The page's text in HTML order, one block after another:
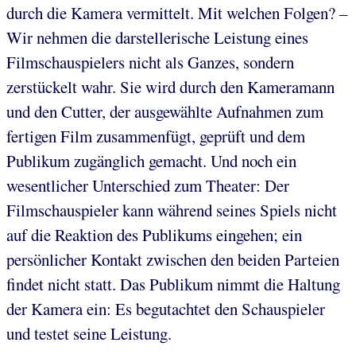
durch die Kamera vermittelt. Mit welchen Folgen? –
Wir nehmen die darstellerische Leistung eines
Filmschauspielers nicht als Ganzes, sondern
zerstückelt wahr. Sie wird durch den Kameramann
und den Cutter, der ausgewählte Aufnahmen zum
fertigen Film zusammenfügt, geprüft und dem
Publikum zugänglich gemacht. Und noch ein
wesentlicher Unterschied zum Theater: Der
Filmschauspieler kann während seines Spiels nicht
auf die Reaktion des Publikums eingehen; ein
persönlicher Kontakt zwischen den beiden Parteien
findet nicht statt. Das Publikum nimmt die Haltung
der Kamera ein: Es begutachtet den Schauspieler
und testet seine Leistung.